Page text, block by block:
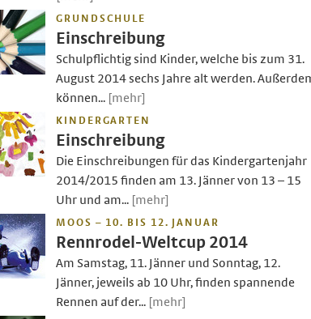
GRUNDSCHULE
Einschreibung
Schulpflichtig sind Kinder, welche bis zum 31.
August 2014 sechs Jahre alt werden.
können... [mehr]
KINDERGARTEN
Einschreibung
Die Einschreibungen für das Kindergartenjahr
2014/2015 finden am 13. Jänner von 13 – 15
Uhr und am... [mehr]
MOOS – 10. BIS 12. JANUAR
Rennrodel-Weltcup 2014
Am Samstag, 11. Jänner und Sonntag, 12.
Jänner, jeweils ab 10 Uhr, finden spannende
Rennen auf der... [mehr]